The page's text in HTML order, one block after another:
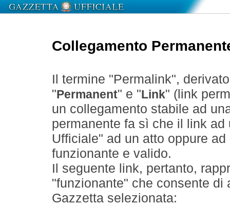
Collegamento
Il termine "Permalink",
" Permanent" e " Link" (link
un collegamento stabile ad
permanente fa sì che il link
Ufficiale" ad un atto oppure
funzionante e valido.
Il seguente link, pertanto,
"funzionante" che consente
Gazzetta selezionata: